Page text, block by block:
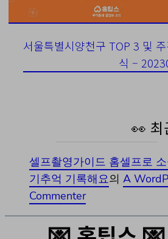
서울특별시양천구 TOP 3 및
식 –
👀 최
셀프촬영가이드 홈셀프로
기추억 기록해요의 A
Commenter